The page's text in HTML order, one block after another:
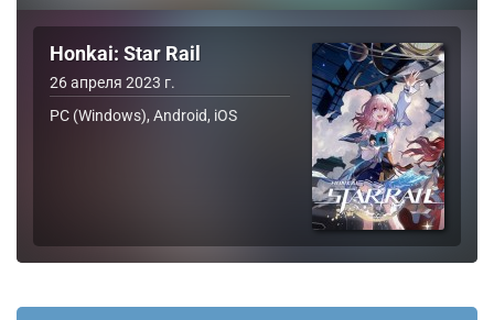
Honkai: Star Rail
26 апреля 2023 г.
PC (Windows), Android, iOS